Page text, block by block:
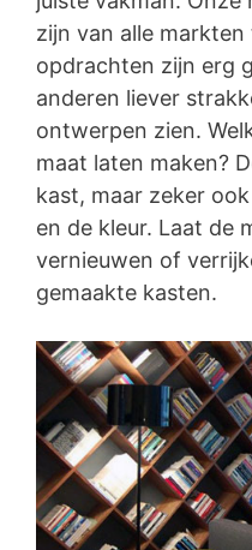
zijn van alle markten
opdrachten zijn erg
anderen liever
ontwerpen zien.
maat laten maken?
kast, maar zeker
en de kleur. Laat de
vernieuwen of
gemaakte kasten.